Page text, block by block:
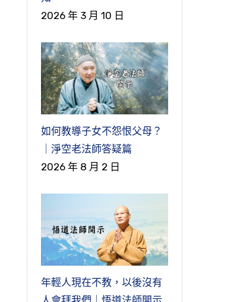
2026 年 3 月 10 日
如何教導子女不怨恨父母？
｜淨空老法師答疑篇
2026 年 8 月 2 日
年輕人現在不教，以後沒有